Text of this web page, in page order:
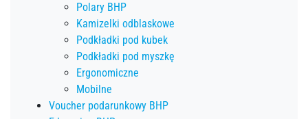
Polary BHP
Kamizelki odblaskowe
Podkładki pod kubek
Podkładki pod myszkę
Ergonomiczne
Mobilne
Voucher podarunkowy BHP